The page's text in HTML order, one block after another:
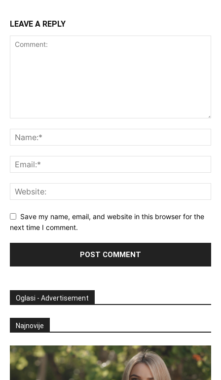
LEAVE A REPLY
Save my name, email, and website in this browser for the
next time I comment.
Oglasi - Advertisement
Najnovije